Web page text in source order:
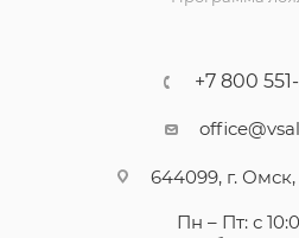
+7 800
644099, г. Омск,
Пн – Пт: с